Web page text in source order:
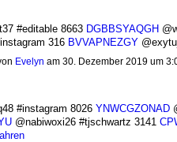
#editable 8663 DGBBSYAQGH
316 BVVAPNEZGY
Evelyn am 30. Dezember 2019 um
#instagram 8026 YNWCGZONAD
@nabiwoxi26 #tjschwartz 3141